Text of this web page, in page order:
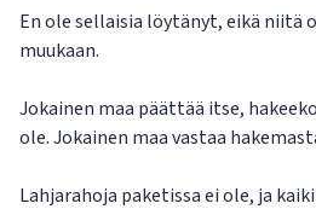
En ole sellaisia löytänyt, eikä niitä
muukaan.
Jokainen maa päättää itse,
ole. Jokainen maa vastaa
Lahjarahoja paketissa ei ole, ja